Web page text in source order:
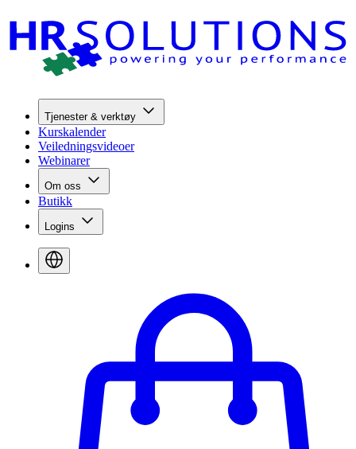
Tjenester & verktøy
Kurskalender
Veiledningsvideoer
Webinarer
Om oss
Butikk
Logins